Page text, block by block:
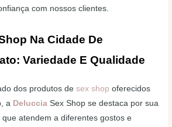
com nossos clientes.
Na Cidade De
Variedade E Qualidade
dos produtos desex shop oferecidos
a Deluccia Sex Shop se destaca por sua
atendem a diferentes gostos e